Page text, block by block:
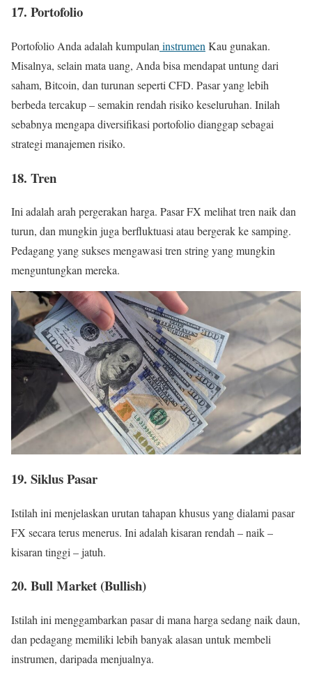
17. Portofolio
Portofolio Anda adalah kumpulan instrumen Kau gunakan.
Misalnya, selain mata uang, Anda bisa mendapat untung dari
saham, Bitcoin, dan turunan seperti CFD. Pasar yang lebih
berbeda tercakup – semakin rendah risiko keseluruhan. Inilah
sebabnya mengapa diversifikasi portofolio dianggap sebagai
strategi manajemen risiko.
18. Tren
Ini adalah arah pergerakan harga. Pasar FX melihat tren naik dan
turun, dan mungkin juga berfluktuasi atau bergerak ke samping.
Pedagang yang sukses mengawasi tren string yang mungkin
menguntungkan mereka.
19. Siklus Pasar
Istilah ini menjelaskan urutan tahapan khusus yang dialami pasar
FX secara terus menerus. Ini adalah kisaran rendah – naik –
kisaran tinggi – jatuh.
20. Bull Market (Bullish)
Istilah ini menggambarkan pasar di mana harga sedang naik daun,
dan pedagang memiliki lebih banyak alasan untuk membeli
instrumen, daripada menjualnya.